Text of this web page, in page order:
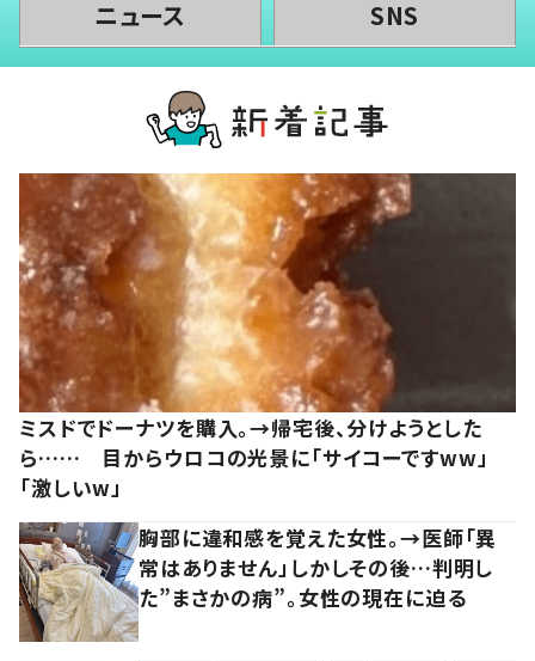
ニュース SNS
ミスドでドーナツを購入。→帰宅後、分けようとした
ら…… 目からウロコの光景に「サイコーですww」
「激しいw」
胸部に違和感を覚えた女性。→医師「異
常はありません」しかしその後…判明し
た”まさかの病”。女性の現在に迫る